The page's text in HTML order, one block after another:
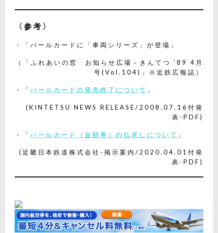
〈参考〉
・「パールカードに「車両シリーズ」が登場」
（「ふれあいの窓 お知らせ広場－きんてつ ’89 4月
号(Vol.104)」※近鉄広報誌）
・「 パールカードの発売終了について 」
(KINTETSU NEWS RELEASE/2008.07.16付発
表-PDF)
・「 パールカード（金額券）の払戻しについて 」
(近畿日本鉄道株式会社-掲示案内/2020.04.01付発
表-PDF)